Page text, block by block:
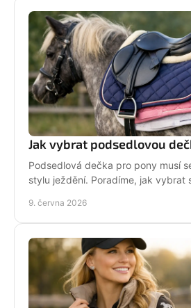
Jak vybrat podsedlovou
Podsedlová dečka pro pony musí
stylu ježdění. Poradíme, jak vybrat
9. června 2026